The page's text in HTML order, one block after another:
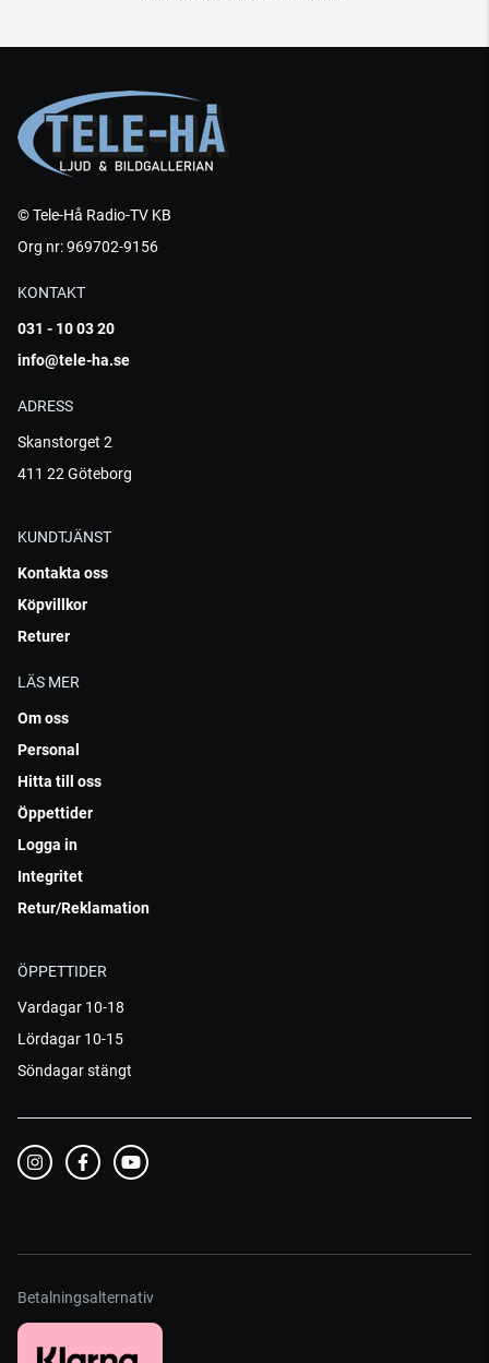
© Tele-Hå Radio-TV KB
Org nr: 969702-9156
KONTAKT
031 - 10 03 20
info@tele-ha.se
ADRESS
Skanstorget 2
411 22 Göteborg
KUNDTJÄNST
Kontakta oss
Köpvillkor
Returer
LÄS MER
Om oss
Personal
Hitta till oss
Öppettider
Logga in
Integritet
Retur/Reklamation
ÖPPETTIDER
Vardagar 10-18
Lördagar 10-15
Söndagar stängt
Betalningsalternativ